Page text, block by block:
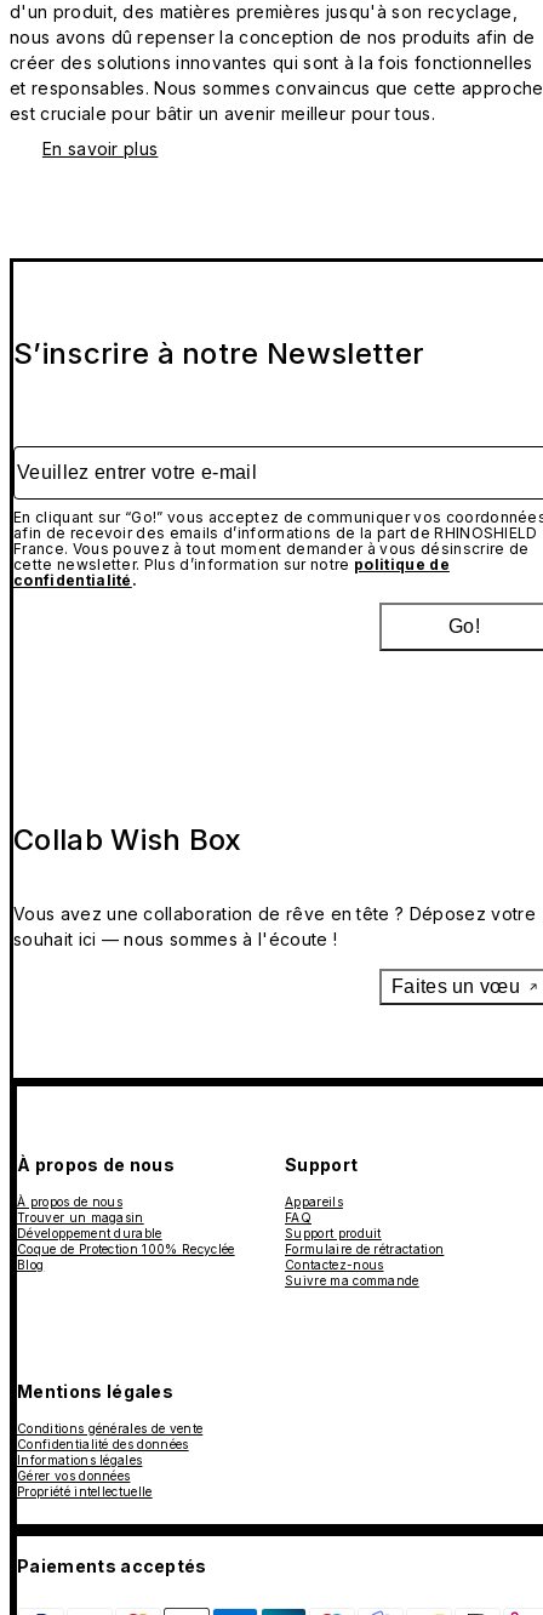
d'un produit, des matières premières jusqu'à son recyclage,
nous avons dû repenser la conception de nos produits afin de
créer des solutions innovantes qui sont à la fois fonctionnelles
et responsables. Nous sommes convaincus que cette approche
est cruciale pour bâtir un avenir meilleur pour tous.
En savoir plus
S’inscrire à notre Newsletter
Veuillez entrer votre e-mail
En cliquant sur “Go!” vous acceptez de communiquer vos
afin de recevoir des emails d’informations de la part de RHINOSHIELD
France. Vous pouvez à tout moment demander à vous désinscrire de
cette newsletter. Plus d’information sur notre politique de
confidentialité .
Go!
Collab Wish Box
Vous avez une collaboration de rêve en tête ? Déposez votre
souhait ici — nous sommes à l'écoute !
Faites un vœu
À propos de nous
À propos de nous
Trouver un magasin
Développement durable
Coque de Protection 100% Recyclée
Blog
Support
Appareils
FAQ
Support produit
Formulaire de rétractation
Contactez-nous
Suivre ma commande
Mentions légales
Conditions générales de vente
Confidentialité des données
Informations légales
Gérer vos données
Propriété intellectuelle
Paiements acceptés